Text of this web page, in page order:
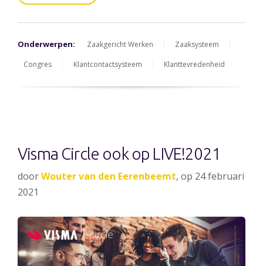
Onderwerpen: Zaakgericht Werken
Zaaksysteem
Congres
Klantcontactsysteem Klanttevredenheid
Visma Circle ook op LIVE!2021
doorWouter van den Eerenbeemt, op 24 februari
2021